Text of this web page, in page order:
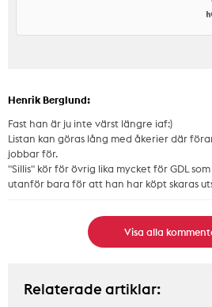
Henrik Berglund:
Fast han är ju inte värst längre iaf:)
Listan kan göras lång med åkerier där
jobbar för.
"Sillis" kör för övrig lika mycket för GDL
utanför bara för att han har köpt skaras
Visa alla
Relaterade artiklar: